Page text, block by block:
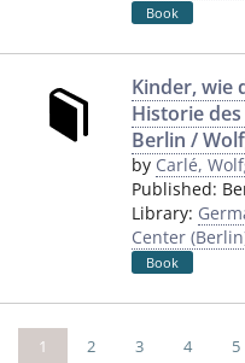
Book
Kinder, wie
Historie
Berlin /
by Carlé,
Published:
Library:
Center
Book
1 2 3 4 5